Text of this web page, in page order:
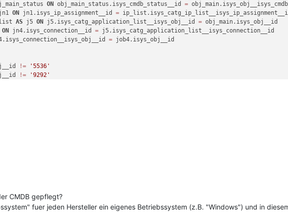
ON obj_main_status.isys_cmdb_status__id =
ON jn1.isys_ip_assignment__id =
AS j5 ON j5.isys_catg_application_list__isys_obj__id =
ON jn4.isys_connection__id =
= job4.isys_obj__id
!=
'5536'
!=
'9292'
CMDB gepflegt?
fuer jeden Hersteller ein eigenes Betriebssystem (z.B. "Windows") und in